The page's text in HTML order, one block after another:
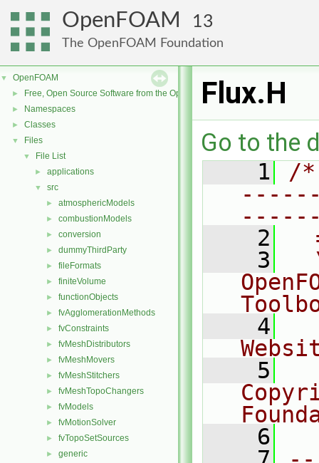
OpenFOAM 13
The OpenFOAM Foundation
▼ OpenFOAM
► Free, Open Source Software from the OpenFOAM Foundation
► Namespaces
► Classes
▼ Files
▼ File List
► applications
▼ src
► atmosphericModels
► combustionModels
► conversion
► dummyThirdParty
► fileFormats
► finiteVolume
► functionObjects
► fvAgglomerationMethods
► fvConstraints
► fvMeshDistributors
► fvMeshMovers
► fvMeshStitchers
► fvMeshTopoChangers
► fvModels
► fvMotionSolver
► fvTopoSetSources
► generic
Flux.H
Go to the
    1
/
    2
    3
    4
    5
    6